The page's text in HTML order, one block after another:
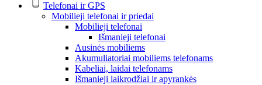
Telefonai ir GPS
Mobilieji telefonai ir priedai
Mobilieji telefonai
Išmanieji telefonai
Ausinės mobiliems
Akumuliatoriai mobiliems telefonams
Kabeliai, laidai telefonams
Išmanieji laikrodžiai ir apyrankės